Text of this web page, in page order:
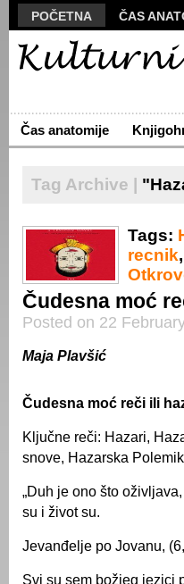
POČETNA ČAS
MANUSKRIPT
ARHIVA
O NAMA
Čas anatomije
Tag Archive |
Tags:
recnik,
Čudesna moć
Posted on 22
Maja Plavšić
Čudesna moć reči ili
Ključne reči: Hazari,
snove, Hazarska
„Duh je ono što
su i život su.
Jevanđelje po Jovanu,
Svi su sem božjeg jezici